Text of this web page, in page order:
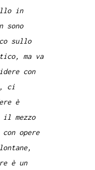
in
sono
sullo
ma va
con
ci
è
mezzo
opere
è un